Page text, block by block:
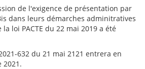
de l'exigence de présentation par
dans leurs démarches adminitratives
loi PACTE du 22 mai 2019 a été
632 du 21 mai 2121 entrera en
2021.